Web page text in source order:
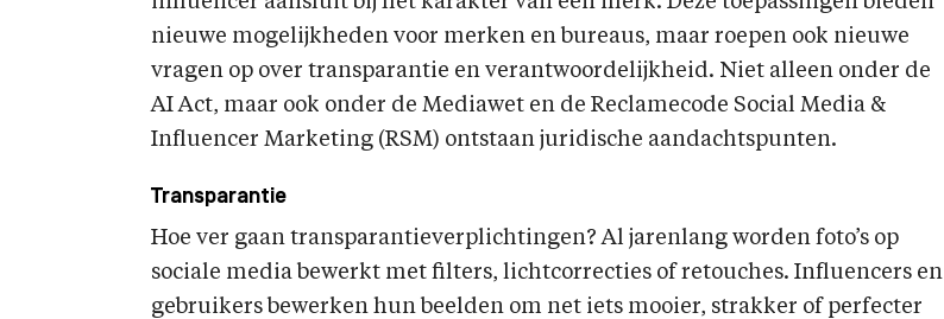
nieuwe mogelijkheden voor merken en bureaus, maar roepen ook nieuwe
vragen op over transparantie en verantwoordelijkheid. Niet alleen onder de
AI Act, maar ook onder de Mediawet en de Reclamecode Social Media &
Influencer Marketing (RSM) ontstaan juridische aandachtspunten.
Transparantie
Hoe ver gaan transparantieverplichtingen? Al jarenlang worden foto’s op
sociale media bewerkt met filters, lichtcorrecties of retouches. Influencers en
gebruikers bewerken hun beelden om net iets mooier, strakker of perfecter